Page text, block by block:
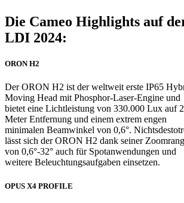
Die Cameo Highlights auf
LDI 2024:
ORON H2
Der ORON H2 ist der weltweit erste IP65
Moving Head mit Phosphor-Laser-Engine und
bietet eine Lichtleistung von 330.000 Lux auf
Meter Entfernung und einem extrem engen
minimalen Beamwinkel von 0,6°.
lässt sich der ORON H2 dank seiner
von 0,6°-32° auch für Spotanwendungen und
weitere Beleuchtungsaufgaben einsetzen.
OPUS X4 PROFILE